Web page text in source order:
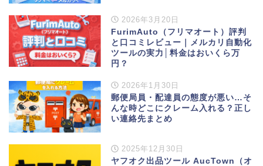
2026年3月20日
FurimAuto（フリマオート）評判
と口コミレビュー｜メルカリ自動化
ツールの実力│料金はおいくら万
円？
2026年1月30日
郵便局員・配達員の態度が悪い…そ
んな時どこにクレーム入れる？正し
い連絡先まとめ
2025年12月30日
ヤフオク出品ツール AucTown（オ